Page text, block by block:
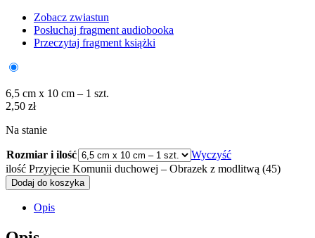
Zobacz zwiastun
Posłuchaj fragment audiobooka
Przeczytaj fragment książki
6,5 cm x 10 cm – 1 szt.
2,50 zł
Na stanie
Rozmiar i ilość
Wyczyść
ilość Przyjęcie Komunii duchowej – Obrazek z modlitwą (45)
Dodaj do koszyka
Opis